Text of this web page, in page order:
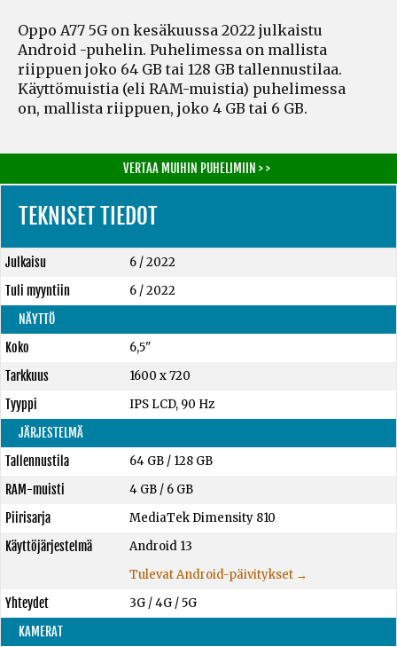
Oppo A77 5G on kesäkuussa 2022 julkaistu
Android -puhelin. Puhelimessa on mallista
riippuen joko 64 GB tai 128 GB tallennustilaa.
Käyttömuistia (eli RAM-muistia) puhelimessa
on, mallista riippuen, joko 4 GB tai 6 GB.
VERTAA MUIHIN PUHELIMIIN > >
TEKNISET TIEDOT
Julkaisu
6 / 2022
Tuli myyntiin
6 / 2022
NÄYTTÖ
Koko
6,5"
Tarkkuus
1600 x 720
Tyyppi
IPS LCD, 90 Hz
JÄRJESTELMÄ
Tallennustila
64 GB/ 128 GB
RAM-muisti
4 GB/ 6 GB
Piirisarja
MediaTek Dimensity 810
Käyttöjärjestelmä
Android 13
Tulevat Android-päivitykset →
Yhteydet
3G / 4G / 5G
KAMERAT